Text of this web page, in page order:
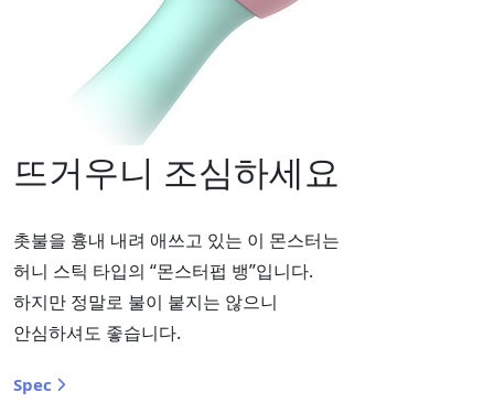
뜨거우니 조심하세요
촛불을 흉내 내려 애쓰고 있는 이 몬스터는
허니 스틱 타입의 “몬스터펍 뱅”입니다.
하지만 정말로 불이 붙지는 않으니
안심하셔도 좋습니다.
Spec